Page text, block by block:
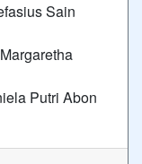
Sain
Putri Abon